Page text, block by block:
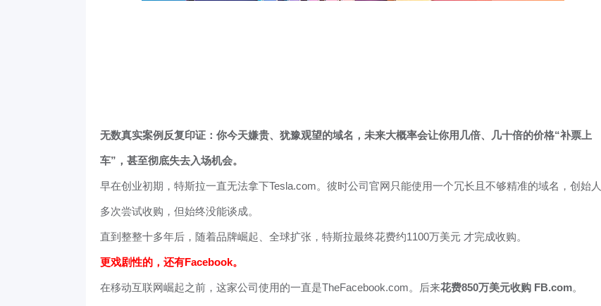
无数真实案例反复印证：你今天嫌贵、犹豫观望的域名，未来大概率会让你用几倍、几十倍的价格“补票上
车”，甚至彻底失去入场机会。
早在创业初期，特斯拉一直无法拿下Tesla.com。彼时公司官网只能使用一个冗长且不够精准的域名，创始人
多次尝试收购，但始终没能谈成。
直到整整十多年后，随着品牌崛起、全球扩张，特斯拉最终花费约1100万美元 才完成收购。
更戏剧性的，还有Facebook。
在移动互联网崛起之前，这家公司使用的一直是TheFacebook.com。后来花费850万美元收购 FB.com。